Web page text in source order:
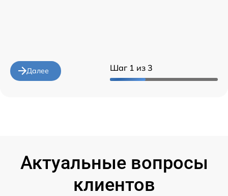
Шаг 1 из 3
Далее
Актуальные вопросы
клиентов